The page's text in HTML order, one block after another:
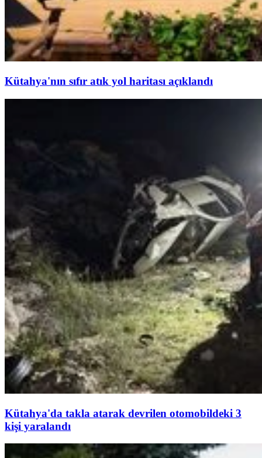
Kütahya'nın sıfır atık yol haritası açıklandı
Kütahya'da takla atarak devrilen otomobildeki 3
kişi yaralandı